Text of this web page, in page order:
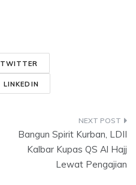
TWITTER
LINKEDIN
Bangun Spirit Kurban, LDII
Kalbar Kupas QS Al Hajj
Lewat Pengajian